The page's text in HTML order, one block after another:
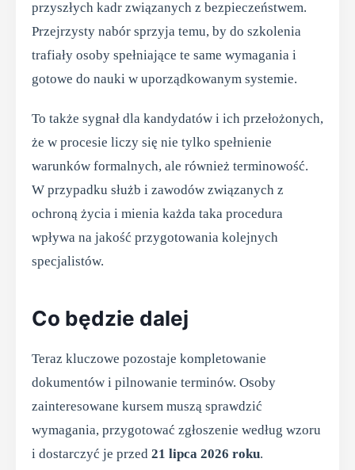
przyszłych kadr związanych z bezpieczeństwem.
Przejrzysty nabór sprzyja temu, by do szkolenia
trafiały osoby spełniające te same wymagania i
gotowe do nauki w uporządkowanym systemie.
To także sygnał dla kandydatów i ich przełożonych,
że w procesie liczy się nie tylko spełnienie
warunków formalnych, ale również terminowość.
W przypadku służb i zawodów związanych z
ochroną życia i mienia każda taka procedura
wpływa na jakość przygotowania kolejnych
specjalistów.
Co będzie dalej
Teraz kluczowe pozostaje kompletowanie
dokumentów i pilnowanie terminów. Osoby
zainteresowane kursem muszą sprawdzić
wymagania, przygotować zgłoszenie według wzoru
i dostarczyć je przed 21 lipca 2026 roku.